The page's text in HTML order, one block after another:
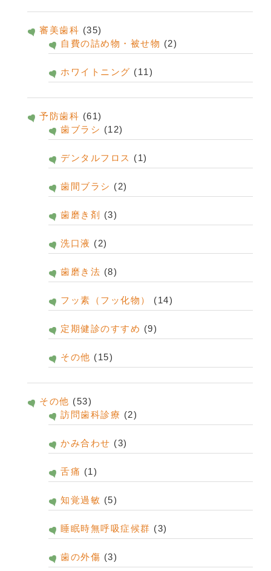
審美歯科 (35)
自費の詰め物・被せ物 (2)
ホワイトニング (11)
予防歯科 (61)
歯ブラシ (12)
デンタルフロス (1)
歯間ブラシ (2)
歯磨き剤 (3)
洗口液 (2)
歯磨き法 (8)
フッ素（フッ化物） (14)
定期健診のすすめ (9)
その他 (15)
その他 (53)
訪問歯科診療 (2)
かみ合わせ (3)
舌痛 (1)
知覚過敏 (5)
睡眠時無呼吸症候群 (3)
歯の外傷 (3)